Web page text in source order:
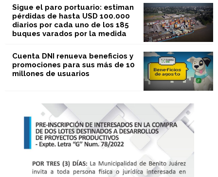
Sigue el paro portuario: estiman
pérdidas de hasta USD 100.000
diarios por cada uno de los 185
buques varados por la medida
Cuenta DNI renueva beneficios y
promociones para sus más de 10
millones de usuarios